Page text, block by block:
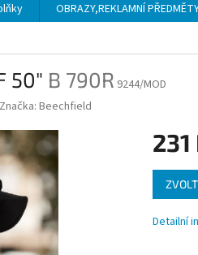
OBRAZY,REKLAMNÍ
50" B 790R 9244/MOD
Značka: Beechfield
231
Měrná
cena:
Detailní